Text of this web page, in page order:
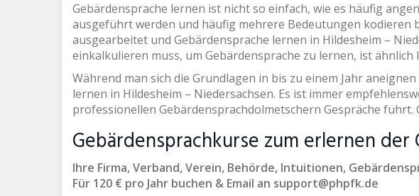
Gebärdensprache lernen ist nicht so einfach, wie es häufig
ausgeführt werden und häufig mehrere Bedeutungen kodieren
ausgearbeitet und Gebärdensprache lernen in Hildesheim –
einkalkulieren muss, um Gebärdensprache zu lernen, ist
Während man sich die Grundlagen in bis zu einem Jahr
lernen in Hildesheim – Niedersachsen. Es ist immer
professionellen Gebärdensprachdolmetschern Gespräche
Gebärdensprachkurse zum erlernen der
Ihre Firma, Verband, Verein, Behörde, Intuitionen,
Für 120 € pro Jahr buchen & Email an support@phpfk.de